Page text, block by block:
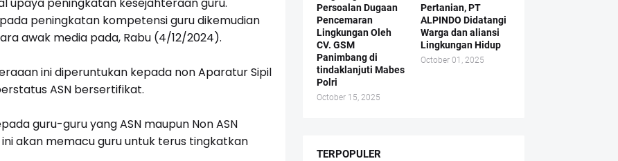
upaya peningkatan kesejahteraan guru.
peningkatan kompetensi guru dikemudian
awak media pada, Rabu (4/12/2024).
ini diperuntukan kepada non Aparatur Sipil
ASN bersertifikat.
guru-guru yang ASN maupun Non ASN
akan memacu guru untuk terus tingkatkan
Persoalan Dugaan
Pencemaran
Lingkungan Oleh
CV. GSM
Panimbang di
tindaklanjuti Mabes
Polri
October 15, 2025
Pertanian, PT
ALPINDO Didatangi
Warga dan aliansi
Lingkungan Hidup
October 01, 2025
TERPOPULER